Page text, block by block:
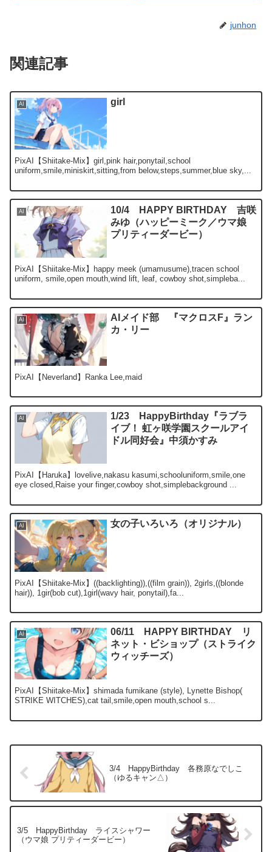
junhon
関連記事
AI girl
PixAI【Shiitake-Mix】girl,pink hair,ponytail,school
uniform,smile,miniskirt,sitting,from below,steps,summer,blue sky,...
AI
10/4 HAPPY BIRTHDAY 吉咲
みゆ（ハッピーミーク／ウマ娘
プリティーダービー）
PixAI【Shiitake-Mix】happy meek (umamusume),tracen school
uniform, smile,open mouth,wind lift, leaf, cowboy shot,simpleba...
AI
AIメイド部 『マクロスF』ラン
カ・リー
PixAI【Neverland】Ranka Lee,maid
AI
1/23 HappyBirthday『ラブラ
イブ！ 虹ヶ咲学園スクールアイ
ドル同好会』中須かすみ
PixAI【Haruka】lovelive,nakasu kasumi,schooluniform,smile,one
eye closed,Raise your finger,cowboy shot,simplebackground ...
AI 女の子いろいろ（オリジナル）
PixAI【Shiitake-Mix】((backlighting)),((film grain)), 2girls,((blonde
hair)), 1gir(bob cut),1girl(wavy hair, ponytail),fa...
AI
06/11 HAPPY BIRTHDAY リ
ネット・ビショップ（ストライク
ウィッチーズ）
PixAI【Shiitake-Mix】shimada fumikane (style), Lynette Bishop(
STRIKE WITCHES),cat tail,smile,open mouth,school s...
3/4 HappyBirthday 各務原なでしこ
（ゆるキャン△）
3/5 HappyBirthday ライスシャワー
（ウマ娘 プリティーダービー）